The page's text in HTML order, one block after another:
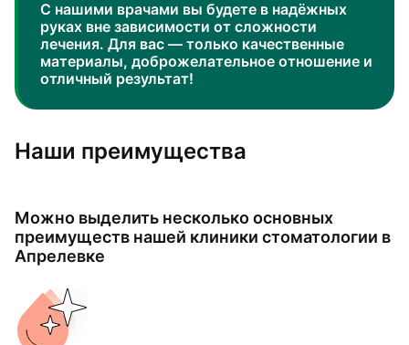
С нашими врачами вы будете в надёжных
руках вне зависимости от сложности
лечения. Для вас — только качественные
материалы, доброжелательное отношение и
отличный результат!
Наши преимущества
Можно выделить несколько основных
преимуществ нашей клиники стоматологии в
Апрелевке